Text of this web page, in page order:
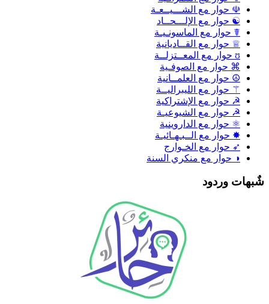
☫ حوار مع الشـــيــعـة
☯ حوار مع الإلـــحــاد
☤ حوار مع الماسونـيـة
♕ حوار مع القــاديانية
ʊ حوار مع المعــتزلــة
⌘ حوار مع الصوفـية
☮ حوار مع العلمــانية
⚚ حوار مع الليبراليــة
☭ حوار مع الإشتراكية
☭ حوار مع الشيوعيـة
⚛ حوار مع الداروينية
✸ حوار مع الــبـهـائيـة
➶ حوار مع الخـوارج
◑ حوار مع منكري السنة
وردود